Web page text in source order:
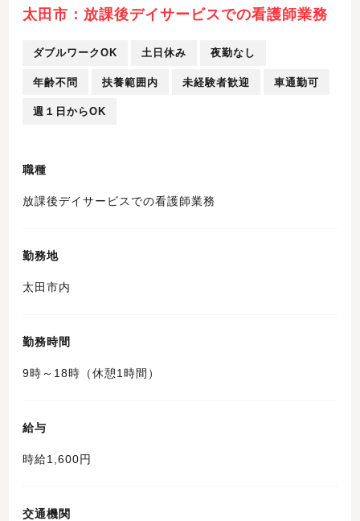
太田市：放課後デイサービスでの看護師業務
ダブルワークOK 土日休み 夜勤なし
年齢不問 扶養範囲内 未経験者歓迎 車通勤可
週１日からOK
職種
放課後デイサービスでの看護師業務
勤務地
太田市内
勤務時間
9時～18時（休憩1時間）
給与
時給1,600円
交通機関